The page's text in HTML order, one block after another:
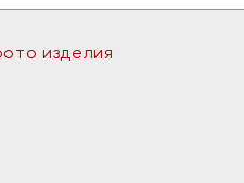
изделия